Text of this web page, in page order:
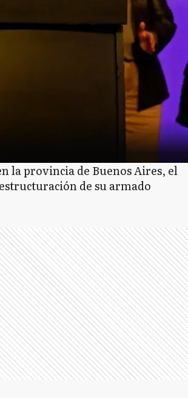
la provincia de Buenos Aires, el
de su armado